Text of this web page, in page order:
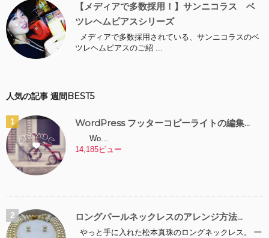
【メディアで多数採用！】サンニコラス ベ
ツレヘムピアスシリーズ
メディアで多数採用されている、サンニコラスのベ
ツレヘムピアスのご紹 ...
人気の記事 週間BEST5
WordPress フッターコピーライトの編集...
Wo...
14,185ビュー
ロングパールネックレスのアレンジ方法...
やっと手に入れた松本真珠のロングネックレス。 一